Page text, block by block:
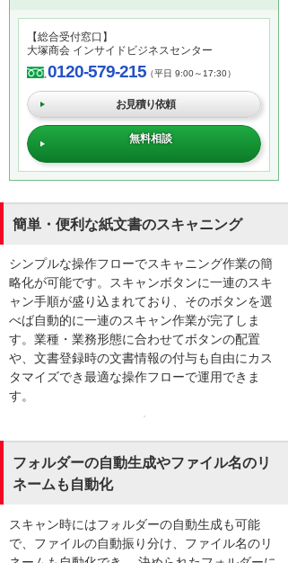
【総合受付窓口】
大塚商会 インサイドビジネスセンター
0120-579-215（平日 9:00～17:30）
お見積り依頼
無料相談
簡単・便利な紙文書のスキャニング
シンプルな操作フローでスキャニング作業の簡
略化が可能です。スキャンボタンに一連のスキ
ャン手順が盛り込まれており、そのボタンを選
べば自動的に一連のスキャン作業が完了しま
す。業種・業務形態に合わせてボタンの配置
や、文書登録時の文書情報の付与も自由にカス
タマイズでき最適な操作フローで運用できま
す。
フォルダーの自動生成やファイル名のリ
ネームも自動化
スキャン時にはフォルダーの自動生成も可能
で、ファイルの自動振り分け、ファイル名のリ